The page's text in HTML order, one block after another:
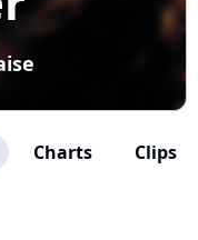
Charts Clips